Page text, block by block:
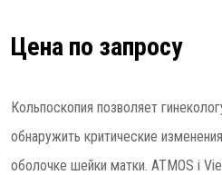
Цена по запросу
Кольпоскопия позволяет
обнаружить критические
оболочке шейки матки. ATMOS i